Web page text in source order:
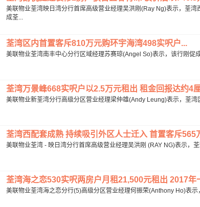
美联物业荃湾映日湾分行首席高级营业经理吴洪刚(Ray Ng)表示，荃
成荃...
荃湾区内首置客斥810万元购环宇海湾498实呎户...
美联物业荃湾南丰中心分行区域经理苏赛琼(Angel So)表示，该行刚
荃湾万景峰668实呎户以2.5万元租出 租金回报达约4
美联物业新荃湾分行高级分区营业经理梁仲雄(Andy Leung)表示，荃
荃湾西配套成熟 持续吸引外区人士迁入 首置客斥565
美联物业荃湾 - 映日湾分行首席高级营业经理吴洪刚 (RAY NG)表示，
荃湾海之恋530实呎两房户月租21,500元租出 2017年
美联物业荃湾海之恋分行(5)高级分区营业经理何振荣(Anthony Ho)表